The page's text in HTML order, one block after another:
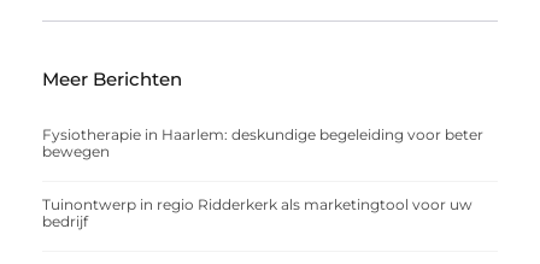
Meer Berichten
Fysiotherapie in Haarlem: deskundige begeleiding voor beter
bewegen
Tuinontwerp in regio Ridderkerk als marketingtool voor uw
bedrijf